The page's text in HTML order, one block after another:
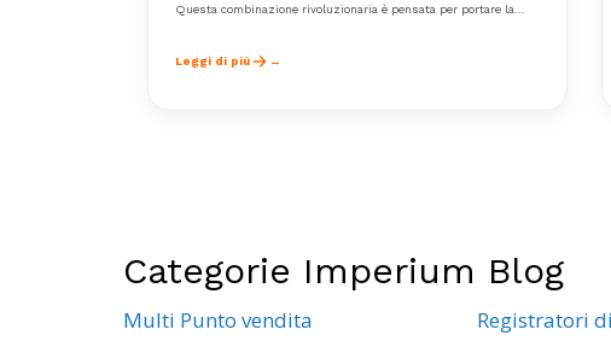
Questa combinazione rivoluzionaria è pensata per portare la
della cassa automatica Alice4Cash.
Leggi di più
Categorie Imperium Blog
Multi Punto vendita Registratori